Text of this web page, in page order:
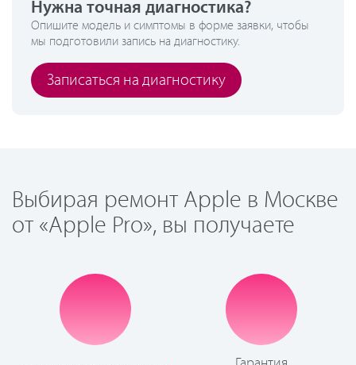
Нужна точная диагностика?
Опишите модель и симптомы в форме заявки, чтобы
мы подготовили запись на диагностику.
Записаться на диагностику
Выбирая ремонт Apple в Москве
от «Apple Pro», вы получаете